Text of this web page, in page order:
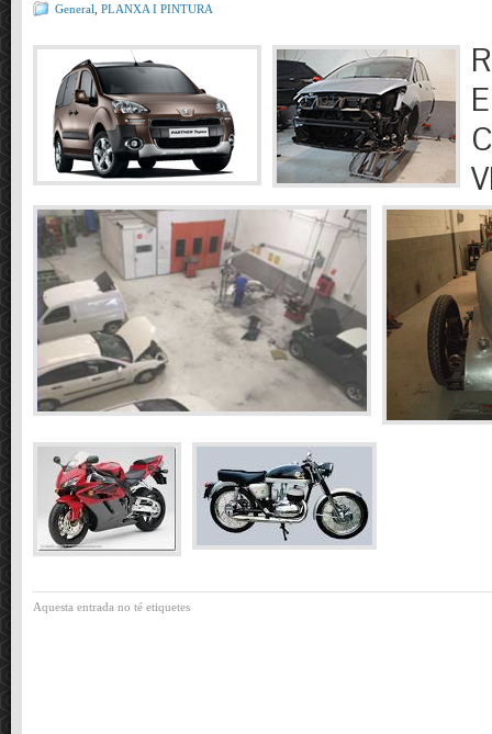
General PLANXA I PINTURA
Aquesta entrada no té etiquetes